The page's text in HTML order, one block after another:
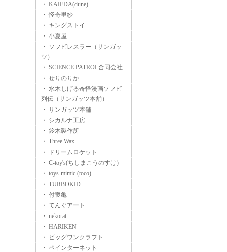
・ KAIEDA(dune)
・ 怪奇里紗
・ キングストイ
・ 小夏屋
・ ソフビレスラー（サンガッ
ツ）
・ SCIENCE PATROL合同会社
・ せりのりか
・ 水木しげる奇怪漫画ソフビ
列伝（サンガッツ本舗）
・ サンガッツ本舗
・ シカルナ工房
・ 鈴木製作所
・ Three Wax
・ ドリームロケット
・ C-toy's(ちしまこうのすけ)
・ toys-mimic (toco)
・ TURBOKID
・ 付喪亀
・ てんぐアート
・ nekorat
・ HARIKEN
・ ビッグワンクラフト
・ ペインターネット